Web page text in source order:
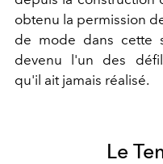
obtenu la permission
de mode dans cette
devenu l'un des
qu'il ait jamais réalisé.
Le